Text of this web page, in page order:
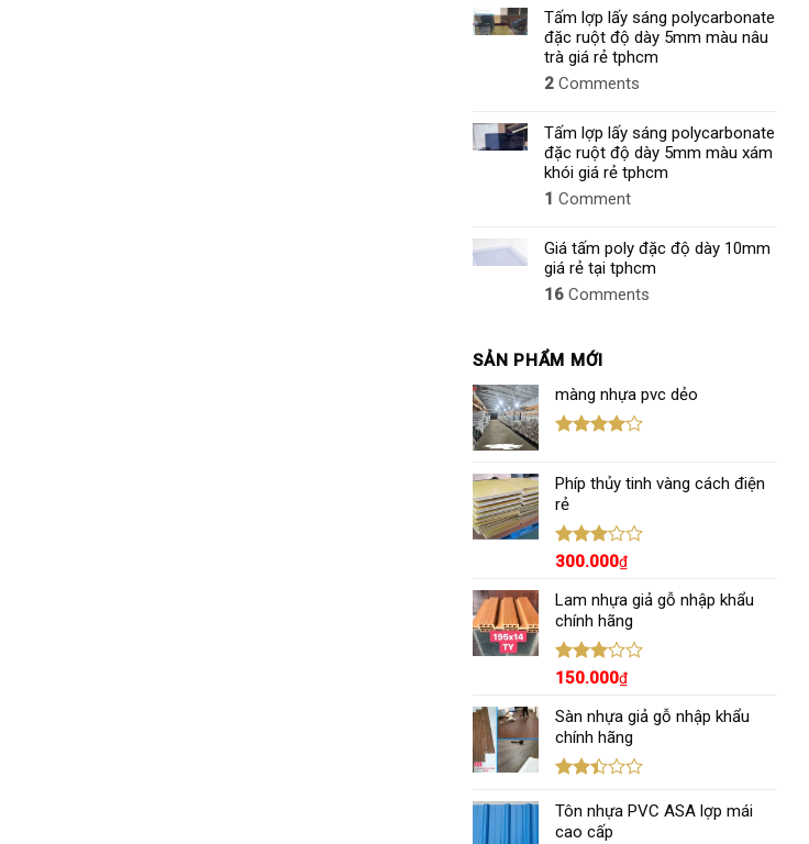
ALU
MỚI
NHẤT
Tấm lợp lấy sáng polycarbonate
đặc ruột độ dày 5mm màu nâu
trà giá rẻ tphcm
2 Comments
Tấm lợp lấy sáng polycarbonate
đặc ruột độ dày 5mm màu xám
khói giá rẻ tphcm
1 Comment
Giá tấm poly đặc độ dày 10mm
giá rẻ tại tphcm
16 Comments
SẢN PHẨM MỚI
màng nhựa pvc dẻo
4.00 5
sao
Phíp thủy tinh vàng cách điện
rẻ
Được
hạng
3.005
sao
300.000₫
Lam nhựa giả gỗ nhập khẩu
chính hãng
Được
hạng
3.005
sao
150.000₫
Sàn nhựa giả gỗ nhập khẩu
chính hãng
xếp
hạng
Tôn nhựa PVC ASA lợp mái
cao cấp